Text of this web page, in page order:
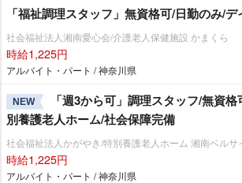
「福祉調理スタッフ」無資格可/日勤のみ/デ
社会福祉法人湘南愛心会/介護老人保健施設 かまくら
時給1,225円
アルバイト・パート / 神奈川県
NEW
「週3から可」調理スタッフ/無資
別養護老人ホーム/社会保障完備
社会福祉法人かがやき/特別養護老人ホーム 湘南ベルサ
時給1,225円
アルバイト・パート / 神奈川県